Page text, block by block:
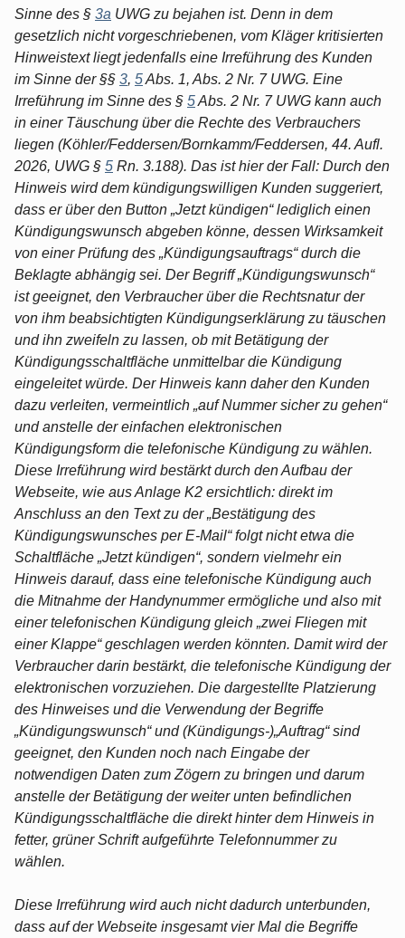
Sinne des § 3a UWG zu bejahen ist. Denn in dem
gesetzlich nicht vorgeschriebenen, vom Kläger kritisierten
Hinweistext liegt jedenfalls eine Irreführung des Kunden
im Sinne der §§ 3, 5Abs. 1, Abs. 2 Nr. 7 UWG. Eine
Irreführung im Sinne des § 5Abs. 2 Nr. 7 UWG kann auch
in einer Täuschung über die Rechte des Verbrauchers
liegen (Köhler/Feddersen/Bornkamm/Feddersen, 44. Aufl.
2026, UWG § 5 Rn. 3.188). Das ist hier der Fall: Durch den
Hinweis wird dem kündigungswilligen Kunden suggeriert,
dass er über den Button „Jetzt kündigen“ lediglich einen
Kündigungswunsch abgeben könne, dessen Wirksamkeit
von einer Prüfung des „Kündigungsauftrags“ durch die
Beklagte abhängig sei. Der Begriff „Kündigungswunsch“
ist geeignet, den Verbraucher über die Rechtsnatur der
von ihm beabsichtigten Kündigungserklärung zu täuschen
und ihn zweifeln zu lassen, ob mit Betätigung der
Kündigungsschaltfläche unmittelbar die Kündigung
eingeleitet würde. Der Hinweis kann daher den Kunden
dazu verleiten, vermeintlich „auf Nummer sicher zu gehen“
und anstelle der einfachen elektronischen
Kündigungsform die telefonische Kündigung zu wählen.
Diese Irreführung wird bestärkt durch den Aufbau der
Webseite, wie aus Anlage K2 ersichtlich: direkt im
Anschluss an den Text zu der „Bestätigung des
Kündigungswunsches per E-Mail“ folgt nicht etwa die
Schaltfläche „Jetzt kündigen“, sondern vielmehr ein
Hinweis darauf, dass eine telefonische Kündigung auch
die Mitnahme der Handynummer ermögliche und also mit
einer telefonischen Kündigung gleich „zwei Fliegen mit
einer Klappe“ geschlagen werden könnten. Damit wird der
Verbraucher darin bestärkt, die telefonische Kündigung der
elektronischen vorzuziehen. Die dargestellte Platzierung
des Hinweises und die Verwendung der Begriffe
„Kündigungswunsch“ und (Kündigungs-)„Auftrag“ sind
geeignet, den Kunden noch nach Eingabe der
notwendigen Daten zum Zögern zu bringen und darum
anstelle der Betätigung der weiter unten befindlichen
Kündigungsschaltfläche die direkt hinter dem Hinweis in
fetter, grüner Schrift aufgeführte Telefonnummer zu
wählen.
Diese Irreführung wird auch nicht dadurch unterbunden,
dass auf der Webseite insgesamt vier Mal die Begriffe